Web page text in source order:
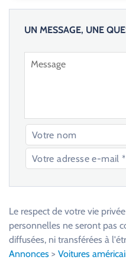
UN MESSAGE, UNE
Le respect de votre vie
personnelles ne seront pas
diffusées, ni transférées à
Annonces > Voitures